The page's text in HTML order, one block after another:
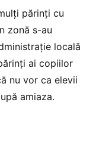
părinți cu
zonă s-au
locală
ai copiilor
nu vor ca elevii
amiaza.